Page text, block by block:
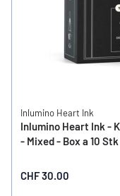
Inlumino Heart Ink
Inlumino Heart Ink -
- Mixed - Box a 10 Stk
CHF 30.00